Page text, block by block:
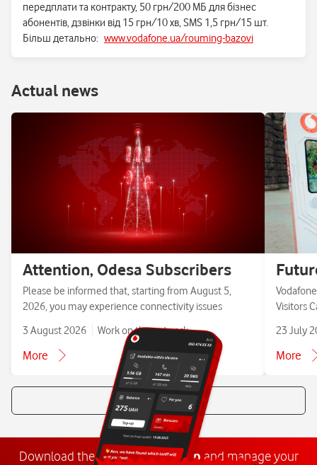
передплати та контракту, 50 грн/200 МБ для бізнес
абонентів, дзвінки від 15 грн/10 хв, SMS 1,5 грн/15 шт.
Більш детально: www.vodafone.ua/rouming-bazovi
Аctual news
Attention, Odesa Subscribers
Please be informed that, starting from August 5,
2026, you may experience connectivity issues
3 August 2026
Work on the network
More
Visitors
23 July
More
All news
Download theMyVodafone app and manage your